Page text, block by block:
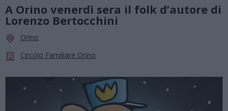
A Orino venerdì sera il folk d’autore di
Lorenzo Bertocchini
Orino
Circolo Familiare Orino